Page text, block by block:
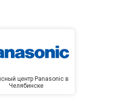
центр Panasonic в
Челябинске